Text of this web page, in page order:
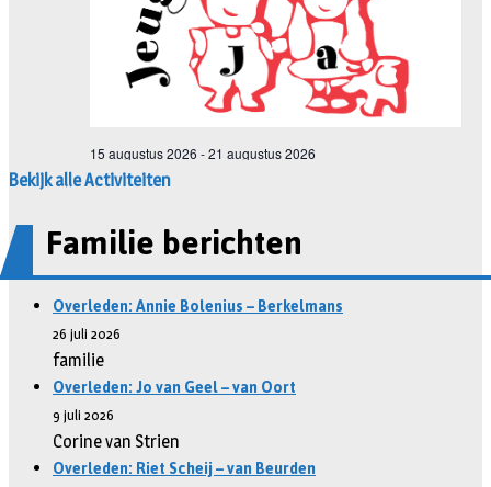
Bekijk alle Activiteiten
Familie berichten
Overleden: Annie Bolenius – Berkelmans
26 juli 2026
familie
Overleden: Jo van Geel – van Oort
9 juli 2026
Corine van Strien
Overleden: Riet Scheij – van Beurden